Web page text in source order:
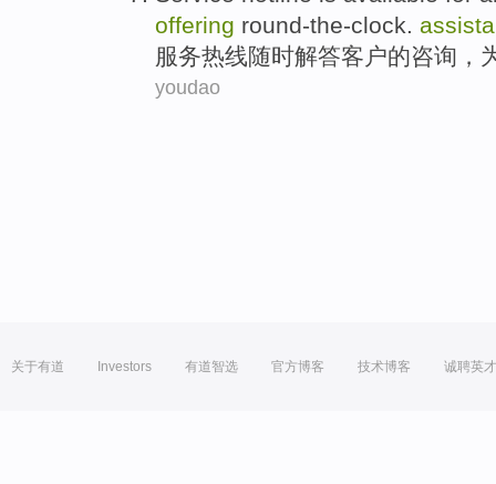
offering round-the-clock.
服务热线随时解答客户的咨询 ，
youdao
关于有道 Investors 有道智选 官方博客 技术博客 诚聘英才